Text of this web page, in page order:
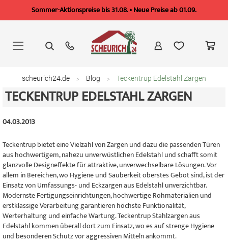
Sommer-Aktionspreise bis 31.08. • Neue Preise ab 01.09.
springen
scheurich24.de Blog Teckentrup Edelstahl Zargen
TECKENTRUP EDELSTAHL ZARGEN
04.03.2013
Teckentrup bietet eine Vielzahl von Zargen und dazu die passenden Türen
aus hochwertigem, nahezu unverwüstlichen Edelstahl und schafft somit
glanzvolle Designeffekte für attraktive, unverwechselbare Lösungen. Vor
allem in Bereichen, wo Hygiene und Sauberkeit oberstes Gebot sind, ist der
Einsatz von Umfassungs- und Eckzargen aus Edelstahl unverzichtbar.
Modernste Fertigungseinrichtungen, hochwertige Rohmaterialien und
erstklassige Verarbeitung garantieren höchste Funktionalität,
Werterhaltung und einfache Wartung. Teckentrup Stahlzargen aus
Edelstahl kommen überall dort zum Einsatz, wo es auf strenge Hygiene
und besonderen Schutz vor aggressiven Mitteln ankommt.